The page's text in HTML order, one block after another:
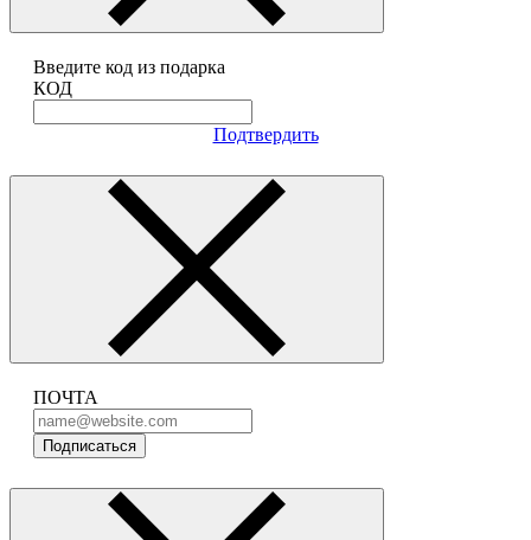
Введите код из подарка
КОД
Подтвердить
ПОЧТА
Подписаться